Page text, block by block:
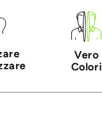
Vero
Colori